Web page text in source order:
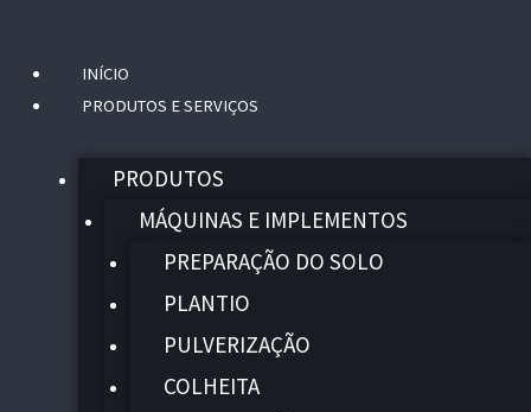
INÍCIO
PRODUTOS E SERVIÇOS
PRODUTOS
MÁQUINAS E IMPLEMENTOS
PREPARAÇÃO DO SOLO
PLANTIO
PULVERIZAÇÃO
COLHEITA
Menu